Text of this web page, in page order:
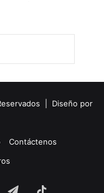
| Diseño por
Contáctenos
Telegram